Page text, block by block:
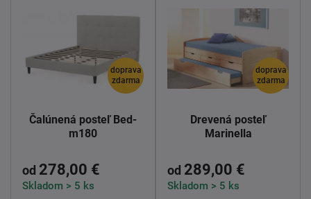
doprava
zdarma
Čalúnená posteľ Bed-
m180
od 278,00 €
Skladom > 5 ks
doprava
zdarma
Drevená posteľ
Marinella
od 289,00 €
Skladom > 5 ks